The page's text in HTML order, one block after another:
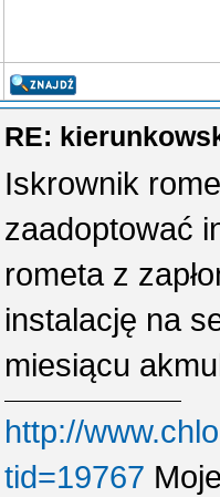
RE:
Iskrownik
zaadoptować
rometa z
instalację na
miesiącu
http://
tid=19767